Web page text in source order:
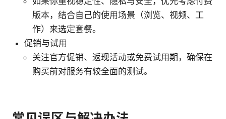
版本，结合自己的使用场景（浏览、视频、工
作）来选定套餐。
促销与试用
关注官方促销、返现活动或免费试用期，确保在
购买前对服务有较全面的测试。